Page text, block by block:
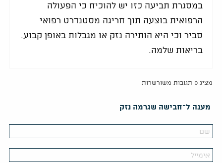
במסגרת תביעה כזו יש להוכיח כי הפעולה
הרפואית בוצעה תוך חריגה מסטנדרט רפואי
סביר וכי היא הותירה נזק או מגבלות באופן קבוע.
בריאות שלמה.
מציג 0 תגובות משורשרות
מענה ל־חבישה שגרמה נזק